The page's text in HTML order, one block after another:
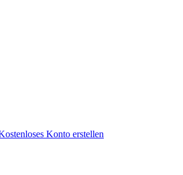
Konto erstellen